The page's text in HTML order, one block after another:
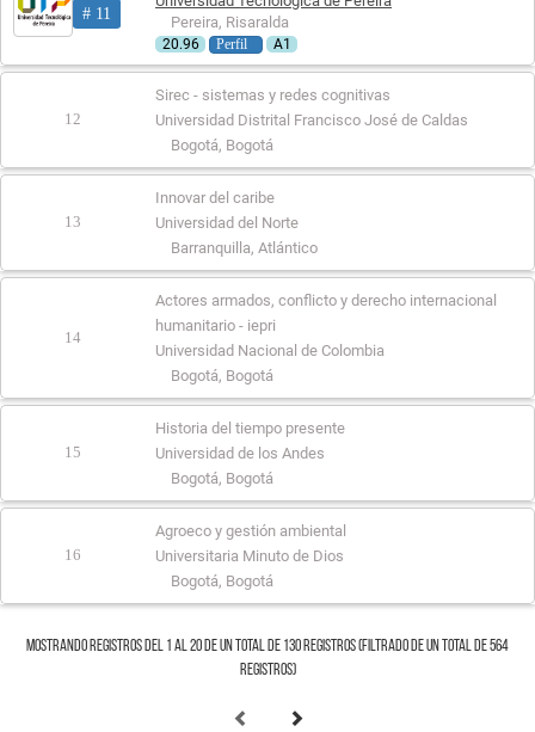
# 11
Pereira, Risaralda
20.96 Perfil A1
12
Sirec - sistemas y redes cognitivas
Universidad Distrital Francisco José de Caldas
Bogotá, Bogotá
13
Innovar del caribe
Universidad del Norte
Barranquilla, Atlántico
14
Actores armados, conflicto y derecho internacional
humanitario - iepri
Universidad Nacional de Colombia
Bogotá, Bogotá
15
Historia del tiempo presente
Universidad de los Andes
Bogotá, Bogotá
16
Agroeco y gestión ambiental
Universitaria Minuto de Dios
Bogotá, Bogotá
Mostrando registros del 1 al 20 de un total de 130 registros (filtrado de un total de 564
registros)